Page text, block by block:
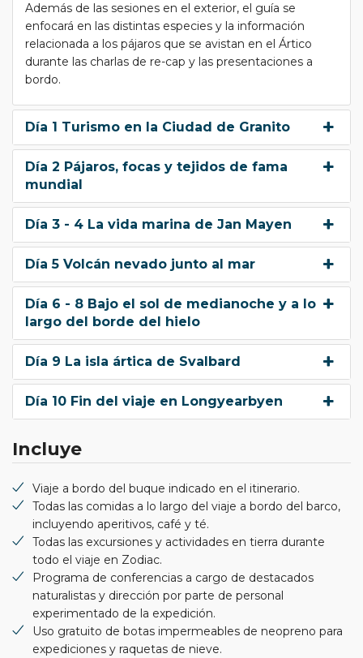
Además de las sesiones en el exterior, el guía se
enfocará en las distintas especies y la información
relacionada a los pájaros que se avistan en el Ártico
durante las charlas de re-cap y las presentaciones a
bordo.
Día 1 Turismo en la Ciudad de Granito
Día 2 Pájaros, focas y tejidos de fama
mundial
Día 3 - 4 La vida marina de Jan Mayen
Día 5 Volcán nevado junto al mar
Día 6 - 8 Bajo el sol de medianoche y a lo
largo del borde del hielo
Día 9 La isla ártica de Svalbard
Día 10 Fin del viaje en Longyearbyen
Incluye
Viaje a bordo del buque indicado en el itinerario.
Todas las comidas a lo largo del viaje a bordo del barco,
incluyendo aperitivos, café y té.
Todas las excursiones y actividades en tierra durante
todo el viaje en Zodiac.
Programa de conferencias a cargo de destacados
naturalistas y dirección por parte de personal
experimentado de la expedición.
Uso gratuito de botas impermeables de neopreno para
expediciones y raquetas de nieve.